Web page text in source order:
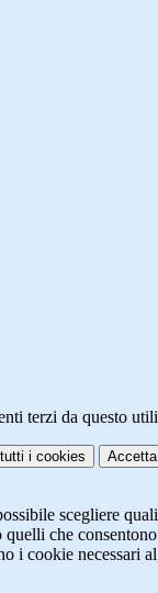
terzi da questo
i cookies
scegliere
quelli che
i cookie necessari